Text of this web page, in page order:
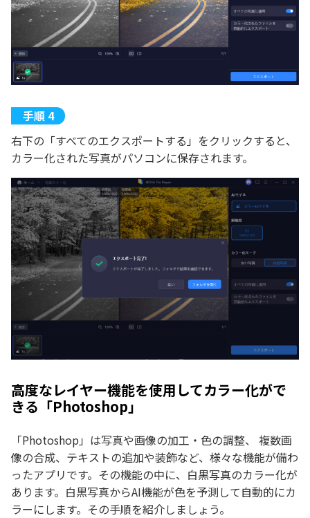
右下の「すべてのエクスポートする」をクリックすると、
カラー化された写真がパソコンに保存されます。
高度なレイヤー機能を使用してカラー化がで
きる「Photoshop」
「Photoshop」は写真や画像の加工・色の調整、 複数画
像の合成、テキストの追加や装飾など、様々な機能が備わ
ったアプリです。その機能の中に、白黒写真のカラー化が
あります。白黒写真からAI機能が色を予測して自動的にカ
ラーにします。その手順を紹介しましょう。